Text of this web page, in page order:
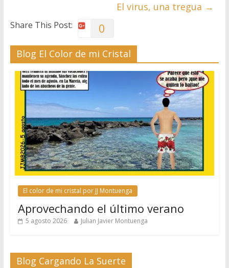
El virus, una tregua →
Share This Post: 0
Blog El Color de mi Cristal
El color de mi cristal por JJ Montuenga
Aprovechando el último verano
5 agosto 2026 Julian Javier Montuenga
Blog Cargando La Suerte